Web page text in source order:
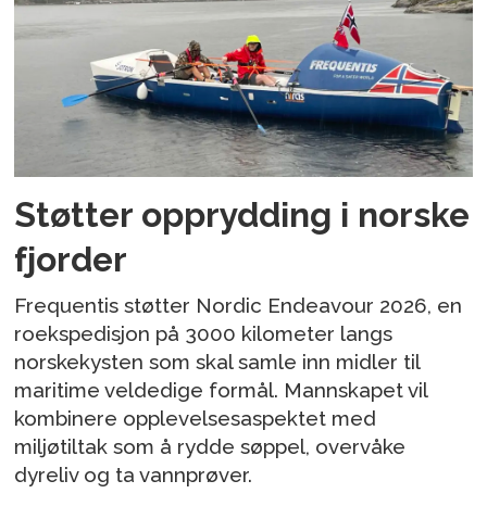
Støtter opprydding i norske
fjorder
Frequentis støtter Nordic Endeavour 2026, en
roekspedisjon på 3000 kilometer langs
norskekysten som skal samle inn midler til
maritime veldedige formål. Mannskapet vil
kombinere opplevelsesaspektet med
miljøtiltak som å rydde søppel, overvåke
dyreliv og ta vannprøver.